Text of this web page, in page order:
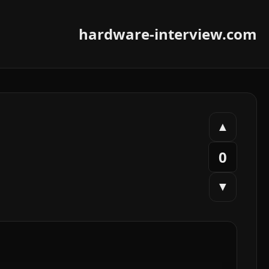
hardware-interview.com
▲
0
▼